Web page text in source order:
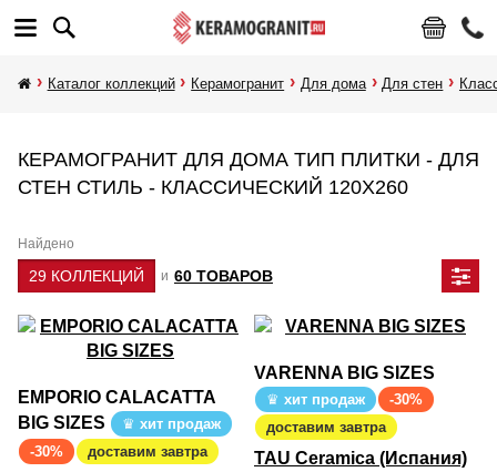
Каталог коллекций Керамогранит Для дома Для стен
КЕРАМОГРАНИТ ДЛЯ ДОМА ТИП ПЛИТКИ - ДЛЯ
СТЕН СТИЛЬ - КЛАССИЧЕСКИЙ 120Х260
Найдено
29 КОЛЛЕКЦИЙ и 60 ТОВАРОВ
EMPORIO CALACATTA
BIG SIZES
хит продаж
-30%
доставим завтра
VARENNA BIG SIZES
хит продаж
-30%
доставим завтра
TAU Ceramica (Испания)